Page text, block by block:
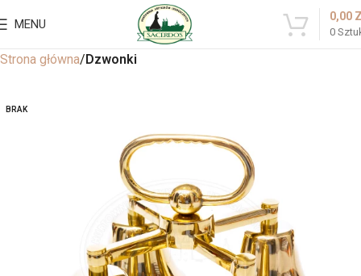
MENU
0
0,00
Strona główna Dzwonki
BRAK